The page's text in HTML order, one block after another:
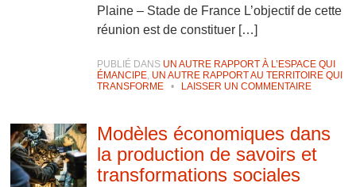
Plaine – Stade de France L’objectif de cette
réunion est de constituer […]
PUBLIÉ DANS UN AUTRE RAPPORT À L’ESPACE QUI
ÉMANCIPE, UN AUTRE RAPPORT AU TERRITOIRE QUI
TRANSFORME
• LAISSER UN COMMENTAIRE
Modèles économiques dans
la production de savoirs et
transformations sociales